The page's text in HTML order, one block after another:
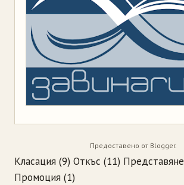
Предоставено от Blogger.
Класация (9) Откъс (11) Представяне
Промоция (1)